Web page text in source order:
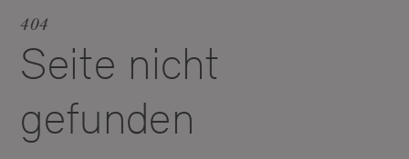
404
Seite nicht
gefunden